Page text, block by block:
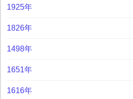
1925年
1826年
1498年
1651年
1616年